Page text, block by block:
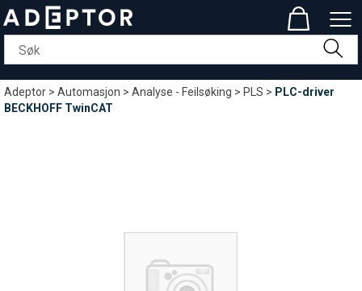
Adeptor>Automasjon>Analyse - Feilsøking>PLS> PLC-driver
BECKHOFF TwinCAT